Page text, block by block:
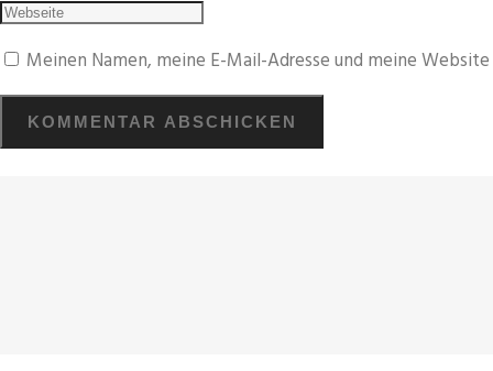
Meinen Namen, meine E-Mail-Adresse und meine